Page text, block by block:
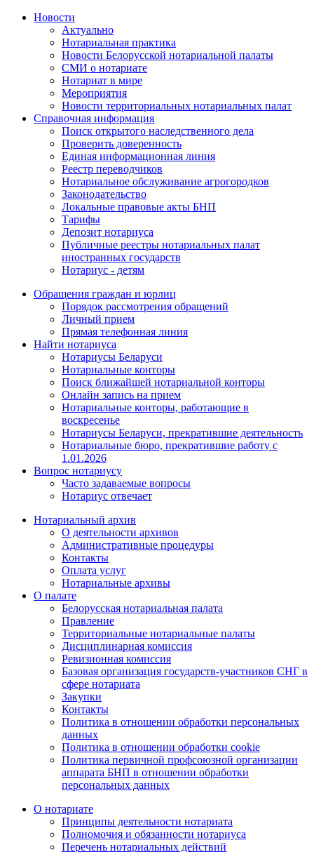
Новости
Актуально
Нотариальная практика
Новости Белорусской нотариальной палаты
СМИ о нотариате
Нотариат в мире
Мероприятия
Новости территориальных нотариальных палат
Справочная информация
Поиск открытого наследственного дела
Проверить доверенность
Единая информационная линия
Реестр переводчиков
Нотариальное обслуживание агрогородков
Законодательство
Локальные правовые акты БНП
Тарифы
Депозит нотариуса
Публичные реестры нотариальных палат
иностранных государств
Нотариус - детям
Обращения граждан и юрлиц
Порядок рассмотрения обращений
Личный прием
Прямая телефонная линия
Найти нотариуса
Нотариусы Беларуси
Нотариальные конторы
Поиск ближайшей нотариальной конторы
Онлайн запись на прием
Нотариальные конторы, работающие в
воскресенье
Нотариусы Беларуси, прекратившие деятельность
Нотариальные бюро, прекратившие работу с
1.01.2026
Вопрос нотариусу
Часто задаваемые вопросы
Нотариус отвечает
Нотариальный архив
О деятельности архивов
Административные процедуры
Контакты
Оплата услуг
Нотариальные архивы
О палате
Белорусская нотариальная палата
Правление
Территориальные нотариальные палаты
Дисциплинарная комиссия
Ревизионная комиссия
Базовая организация государств-участников СНГ в
сфере нотариата
Закупки
Контакты
Политика в отношении обработки персональных
данных
Политика в отношении обработки cookie
Политика первичной профсоюзной организации
аппарата БНП в отношении обработки
персональных данных
О нотариате
Принципы деятельности нотариата
Полномочия и обязанности нотариуса
Перечень нотариальных действий